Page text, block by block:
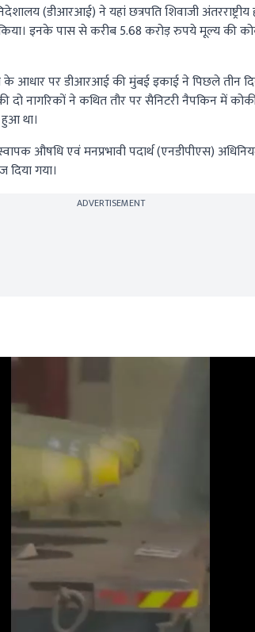
(डीआरआई) ने यहां छत्रपति शिवाजी
इनके पास से करीब 5.68 करोड़ रुपये मूल्य की
के आधार पर डीआरआई की मुंबई इकाई ने पिछले तीन
दो नागरिकों ने कथित तौर पर सैनिटरी नैपकिन में
था।
औषधि एवं मनप्रभावी पदार्थ (एनडीपीएस)
दिया गया।
ADVERTISEMENT